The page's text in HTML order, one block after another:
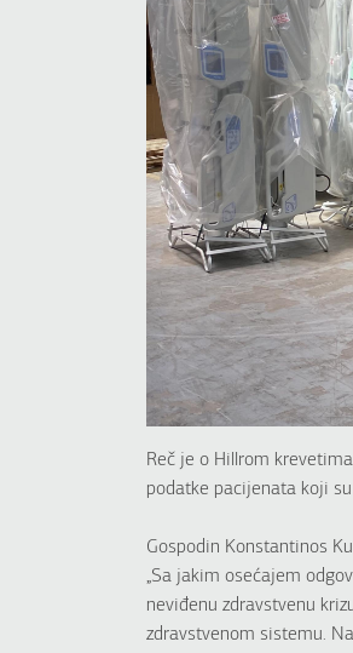
Reč je o Hillrom
podatke pacijenata koji
Gospodin Konstantinos
„Sa jakim osećajem
neviđenu zdravstvenu
zdravstvenom sistemu.